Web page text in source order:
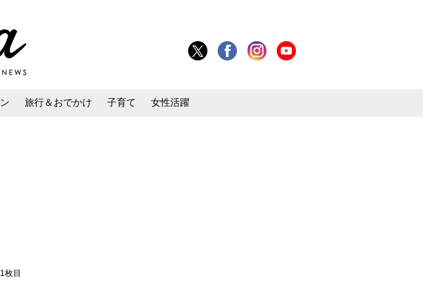
旅行＆おでかけ 子育て 女性活躍
枚目